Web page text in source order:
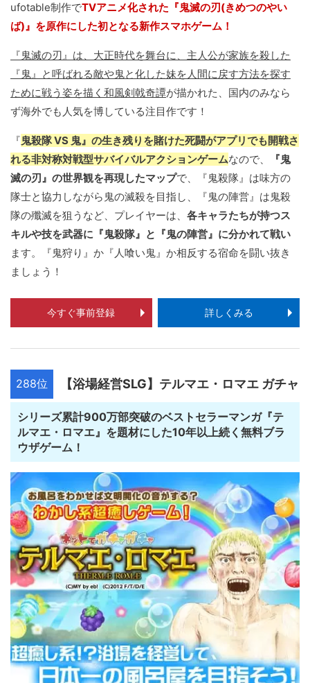
ufotable制作でTVアニメ化された『鬼滅の刃(きめつのやい
ば)』を原作にした初となる新作スマホゲーム！
『鬼滅の刃』は、大正時代を舞台に、主人公が家族を殺した
『鬼』と呼ばれる敵や鬼と化した妹を人間に戻す方法を探す
ために戦う姿を描く和風剣戟奇譚が描かれた、国内のみなら
ず海外でも人気を博している注目作です！
『鬼殺隊 VS 鬼』の生き残りを賭けた死闘がアプリでも開戦さ
れる非対称対戦型サバイバルアクションゲームなので、
『鬼
滅の刃』の世界観を再現したマップで、『鬼殺隊』は味方の
隊士と協力しながら鬼の滅殺を目指し、『鬼の陣営』は鬼殺
隊の殲滅を狙うなど、プレイヤーは、 各キャラたちが持つス
キルや技を武器に『鬼殺隊』と『鬼の陣営』に分かれて戦い
ます。『鬼狩り』か『人喰い鬼』か相反する宿命を闘い抜き
ましょう！
今すぐ事前登録 詳しくみる
288位 【浴場経営SLG】テルマエ・ロマエ ガチャ
シリーズ累計900万部突破のベストセラーマンガ『テ
ルマエ・ロマエ』を題材にした10年以上続く無料ブラ
ウザゲーム！